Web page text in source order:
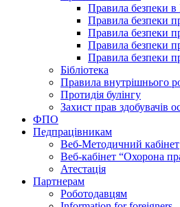
Правила безпеки в
Правила безпеки
Правила безпеки
Правила безпеки
Правила безпеки
Бібліотека
Правила внутрішнього
Протидія булінгу
Захист прав здобувачів
ФПО
Педпрацівникам
Веб-Методичний кабінет
Веб-кабінет “Охорона
Атестація
Партнерам
Роботодавцям